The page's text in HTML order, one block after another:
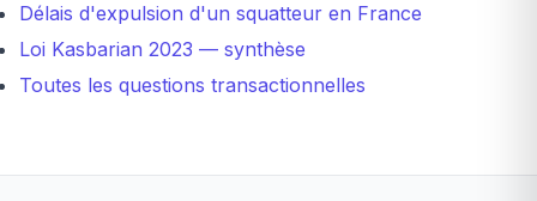
Délais d'expulsion d'un squatteur en France
Loi Kasbarian 2023 — synthèse
Toutes les questions transactionnelles